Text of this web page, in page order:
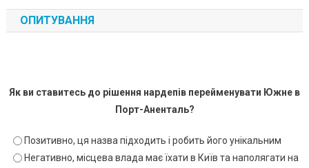
ОПИТУВАННЯ
Як ви ставитесь до рішення нардепів перейменувати Южне в
Порт-Аненталь?
Позитивно, ця назва підходить і робить його унікальним
Негативно, місцева влада має їхати в Київ та наполягати на